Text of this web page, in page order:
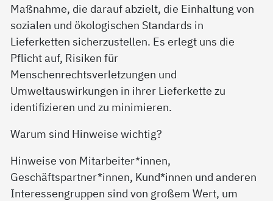
Maßnahme, die darauf abzielt, die Einhaltung von
sozialen und ökologischen Standards in
Lieferketten sicherzustellen. Es erlegt uns die
Pflicht auf, Risiken für
Menschenrechtsverletzungen und
Umweltauswirkungen in ihrer Lieferkette zu
identifizieren und zu minimieren.
Warum sind Hinweise wichtig?
Hinweise von Mitarbeiter*innen,
Geschäftspartner*innen, Kund*innen und anderen
Interessengruppen sind von großem Wert, um